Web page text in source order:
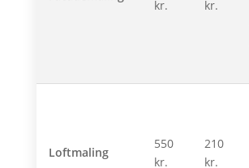
kr.
kr.
Loftmaling
550
kr.
210
kr.